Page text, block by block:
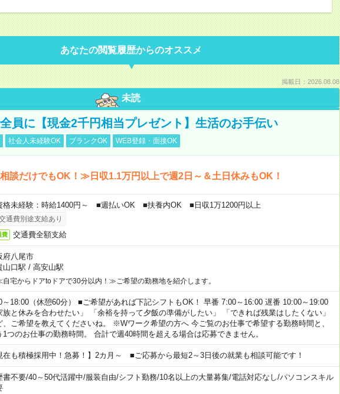
あなたの閲覧履歴からのオススメ
掲載日：2026.08.08
未読
員に【現金2千円相当プレゼント】生活のお手伝い
社会人未経験OK ブランクOK WEB登録・面接OK
談だけでもOK！≫日収1.1万円以上で週2日～＆土日休みもOK！
格未経験：時給1400円～ ■週払いOK ■扶養内OK ■日収1万1200円以上
通費別途支給あり
費 交通費全額支給
府八尾市
山口駅 / 高安山駅
宅からドアtoドアで30分以内！≫ご希望の勤務地を紹介します。
～18:00（休憩60分） ■ご希望があれば下記シフトもOK！ 早番 7:00～16:00 遅番 10:00～19:00
族と休みを合わせたい」 「余裕を持って夕飯の準備がしたい」 「できれば残業はしたくない」
、ご希望を教えてくださいね。 ※Wワーク希望の方へ 今ご覧のお仕事で希望する勤務時間と、
1つのお仕事の勤務時間。 合計で週40時間を超える場合は応募できません。
在も積極採用中！急募！】2カ月～ ■ご応募から最短2～3日後の就業も相談可能です！
書不要/40～50代活躍中/服装自由/シフト勤務/10名以上の大量募集/電話対応なし/パソコンスキル